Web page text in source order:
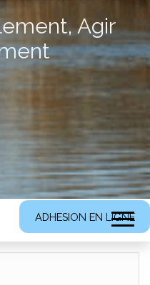
Agir
ADHESION EN LIGNE